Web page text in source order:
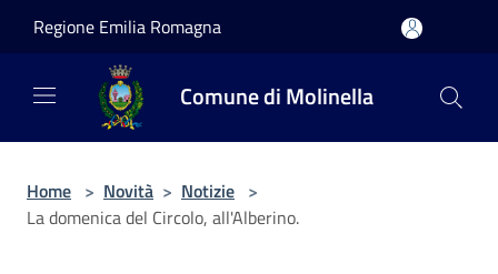
Regione Emilia Romagna
Comune di Molinella
Home > Novità > Notizie >
La domenica del Circolo, all'Alberino.